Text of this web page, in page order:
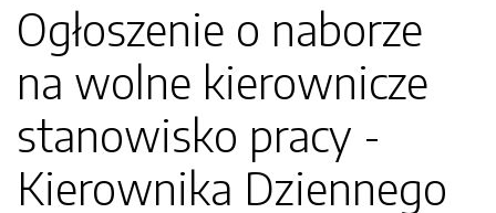
Ogłoszenie o naborze
na wolne kierownicze
stanowisko pracy -
Kierownika Dziennego